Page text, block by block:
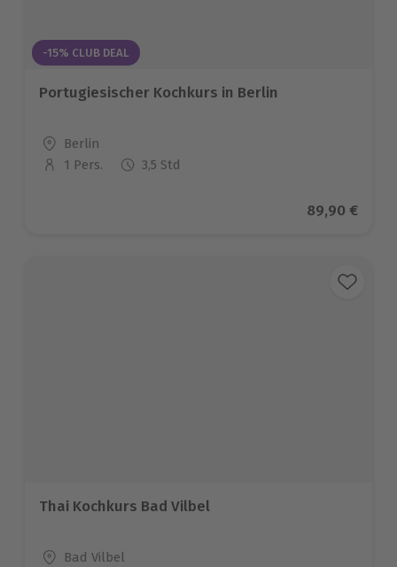
-15% CLUB DEAL
Portugiesischer Kochkurs in Berlin
Standort
Berlin
Anzahl der Teilnehmer
1 Pers. 3,5 Std
Aktueller
89,90 €
Thai Kochkurs Bad Vilbel
Standort
Bad Vilbel